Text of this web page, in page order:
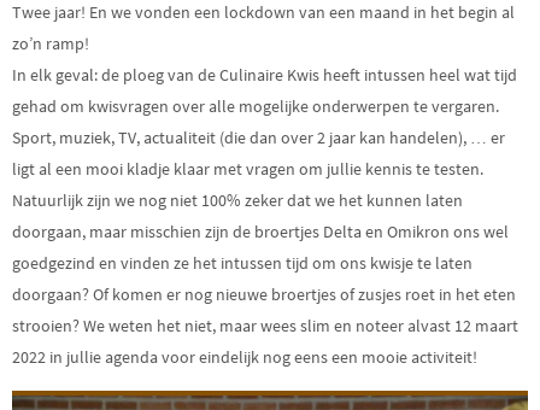
Twee jaar! En we vonden een lockdown van een maand in het begin al
zo’n ramp!
In elk geval: de ploeg van de Culinaire Kwis heeft intussen heel wat tijd
gehad om kwisvragen over alle mogelijke onderwerpen te vergaren.
Sport, muziek, TV, actualiteit (die dan over 2 jaar kan handelen), … er
ligt al een mooi kladje klaar met vragen om jullie kennis te testen.
Natuurlijk zijn we nog niet 100% zeker dat we het kunnen laten
doorgaan, maar misschien zijn de broertjes Delta en Omikron ons wel
goedgezind en vinden ze het intussen tijd om ons kwisje te laten
doorgaan? Of komen er nog nieuwe broertjes of zusjes roet in het eten
strooien? We weten het niet, maar wees slim en noteer alvast 12 maart
2022 in jullie agenda voor eindelijk nog eens een mooie activiteit!